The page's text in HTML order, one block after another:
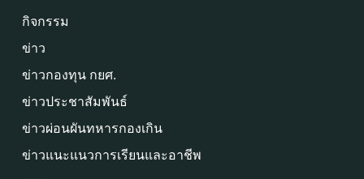
กิจกรรม
ข่าว
ข่าวกองทุน กยศ.
ข่าวประชาสัมพันธ์
ข่าวผ่อนผันทหารกองเกิน
ข่าวแนะแนวการเรียนและอาชีพ